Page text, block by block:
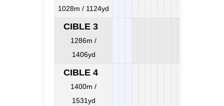
1028m / 1124yd
CIBLE 3
1286m /
1406yd
CIBLE 4
1400m /
1531yd